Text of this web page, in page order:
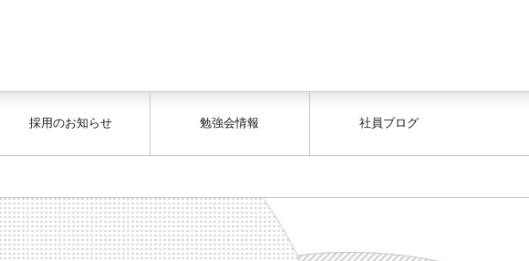
採用のお知らせ 勉強会情報 社員ブログ